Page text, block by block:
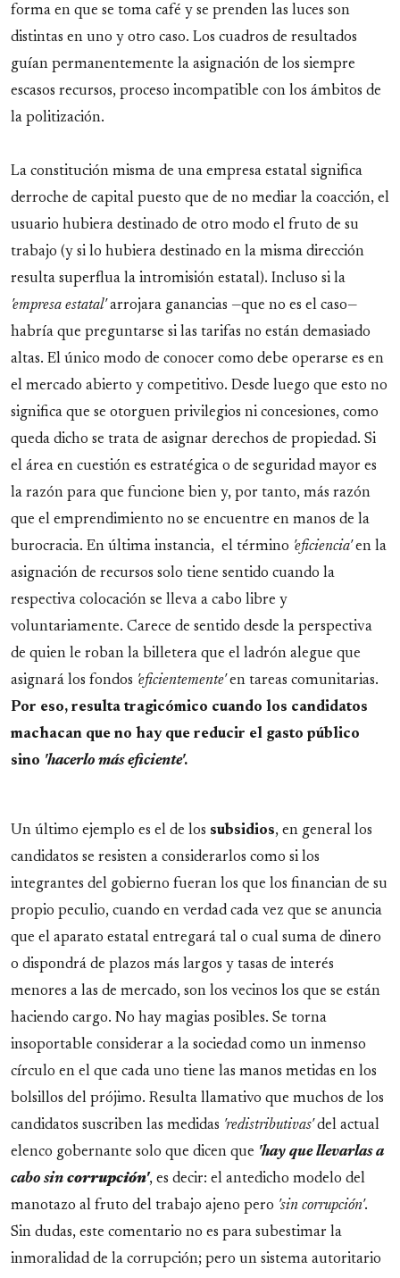
forma en que se toma café y se prenden las luces son
distintas en uno y otro caso. Los cuadros de resultados
guían permanentemente la asignación de los siempre
escasos recursos, proceso incompatible con los ámbitos de
la politización.
La constitución misma de una empresa estatal significa
derroche de capital puesto que de no mediar la coacción, el
usuario hubiera destinado de otro modo el fruto de su
trabajo (y si lo hubiera destinado en la misma dirección
resulta superflua la intromisión estatal). Incluso si la
'empresa estatal'arrojara ganancias —que no es el caso—
habría que preguntarse si las tarifas no están demasiado
altas. El único modo de conocer como debe operarse es en
el mercado abierto y competitivo. Desde luego que esto no
significa que se otorguen privilegios ni concesiones, como
queda dicho se trata de asignar derechos de propiedad. Si
el área en cuestión es estratégica o de seguridad mayor es
la razón para que funcione bien y, por tanto, más razón
que el emprendimiento no se encuentre en manos de la
burocracia. En última instancia, el término 'eficiencia'en la
asignación de recursos solo tiene sentido cuando la
respectiva colocación se lleva a cabo libre y
voluntariamente. Carece de sentido desde la perspectiva
de quien le roban la billetera que el ladrón alegue que
asignará los fondos 'eficientemente'en tareas comunitarias.
Por eso, resulta tragicómico cuando los candidatos
machacan que no hay que reducir el gasto público
sino 'hacerlo más eficiente'.
Un último ejemplo es el de los subsidios, en general los
candidatos se resisten a considerarlos como si los
integrantes del gobierno fueran los que los financian de su
propio peculio, cuando en verdad cada vez que se anuncia
que el aparato estatal entregará tal o cual suma de dinero
o dispondrá de plazos más largos y tasas de interés
menores a las de mercado, son los vecinos los que se están
haciendo cargo. No hay magias posibles. Se torna
insoportable considerar a la sociedad como un inmenso
círculo en el que cada uno tiene las manos metidas en los
bolsillos del prójimo. Resulta llamativo que muchos de los
candidatos suscriben las medidas 'redistributivas'del actual
elenco gobernante solo que dicen que 'hay que llevarlas a
cabo sin corrupción', es decir: el antedicho modelo del
manotazo al fruto del trabajo ajeno pero 'sin corrupción'.
Sin dudas, este comentario no es para subestimar la
inmoralidad de la corrupción; pero un sistema autoritario